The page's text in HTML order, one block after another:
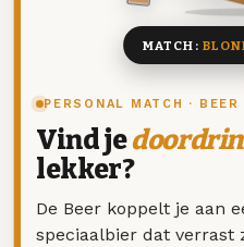
PERSONAL MATCH · BEER
Vind je
lekker?
De Beer koppelt je aan
speciaalbier dat verrast
MATCH: